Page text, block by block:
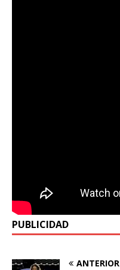
PUBLICIDAD
ANTERIOR